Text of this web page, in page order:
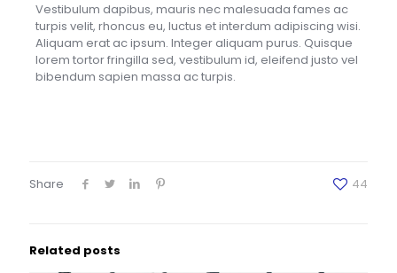
Vestibulum dapibus, mauris nec malesuada fames ac
turpis velit, rhoncus eu, luctus et interdum adipiscing wisi.
Aliquam erat ac ipsum. Integer aliquam purus. Quisque
lorem tortor fringilla sed, vestibulum id, eleifend justo vel
bibendum sapien massa ac turpis.
Share 44
Related posts